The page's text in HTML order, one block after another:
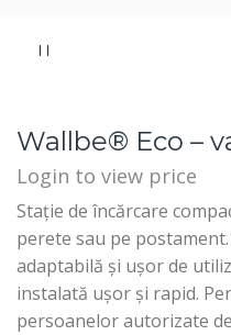
Wallbe® Eco –
Login to view price
Stație de încărcare
perete sau pe
adaptabilă și ușor de
instalată ușor și rapid.
persoanelor autorizate